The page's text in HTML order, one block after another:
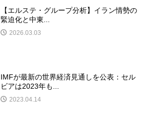
【エルステ・グループ分析】イラン情勢の
緊迫化と中東...
2026.03.03
IMFが最新の世界経済見通しを公表：セル
ビアは2023年も...
2023.04.14